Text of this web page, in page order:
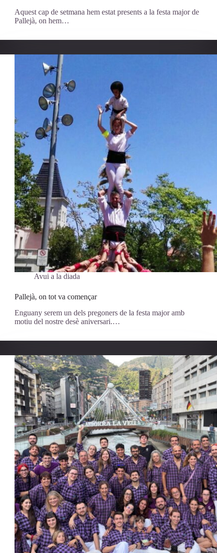
Aquest cap de setmana hem estat presents a la festa major de
Pallejà, on hem…
Avui a la diada
Pallejà, on tot va començar
Enguany serem un dels pregoners de la festa major amb
motiu del nostre desè aniversari.…